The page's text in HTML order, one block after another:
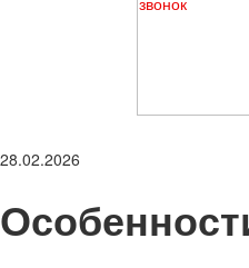
28.02.2026